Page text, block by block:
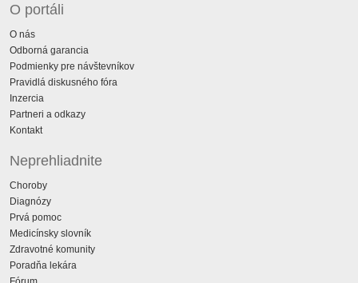
O portáli
O nás
Odborná garancia
Podmienky pre návštevníkov
Pravidlá diskusného fóra
Inzercia
Partneri a odkazy
Kontakt
Neprehliadnite
Choroby
Diagnózy
Prvá pomoc
Medicínsky slovník
Zdravotné komunity
Poradňa lekára